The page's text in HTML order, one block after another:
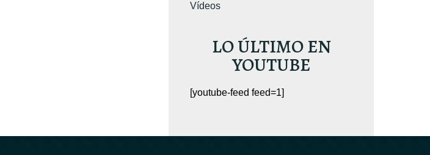
Vídeos
LO ÚLTIMO EN
YOUTUBE
[youtube-feed feed=1]